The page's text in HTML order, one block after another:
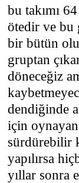
bu takımı
ötedir ve bu
bir bütün
gruptan
döneceğiz
dendiğinde
için
sürdürebilir
yapılırsa
yıllar sonra